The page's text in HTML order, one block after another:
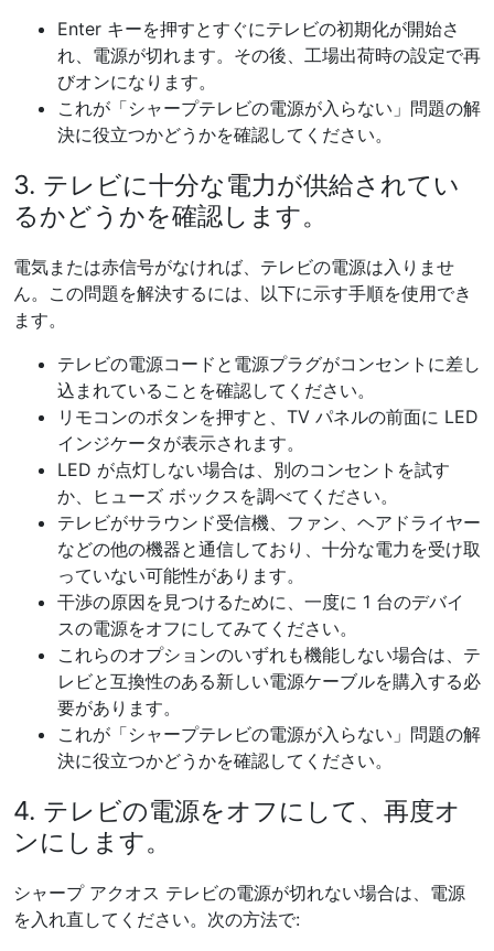
Enter キーを押すとすぐにテレビの初期化が開始さ
れ、電源が切れます。その後、工場出荷時の設定で再
びオンになります。
これが「シャープテレビの電源が入らない」問題の解
決に役立つかどうかを確認してください。
3. テレビに十分な電力が供給されてい
るかどうかを確認します。
電気または赤信号がなければ、テレビの電源は入りませ
ん。この問題を解決するには、以下に示す手順を使用でき
ます。
テレビの電源コードと電源プラグがコンセントに差し
込まれていることを確認してください。
リモコンのボタンを押すと、TV パネルの前面に LED
インジケータが表示されます。
LED が点灯しない場合は、別のコンセントを試す
か、ヒューズ ボックスを調べてください。
テレビがサラウンド受信機、ファン、ヘアドライヤー
などの他の機器と通信しており、十分な電力を受け取
っていない可能性があります。
干渉の原因を見つけるために、一度に 1 台のデバイ
スの電源をオフにしてみてください。
これらのオプションのいずれも機能しない場合は、テ
レビと互換性のある新しい電源ケーブルを購入する必
要があります。
これが「シャープテレビの電源が入らない」問題の解
決に役立つかどうかを確認してください。
4. テレビの電源をオフにして、再度オ
ンにします。
シャープ アクオス テレビの電源が切れない場合は、電源
を入れ直してください。次の方法で: